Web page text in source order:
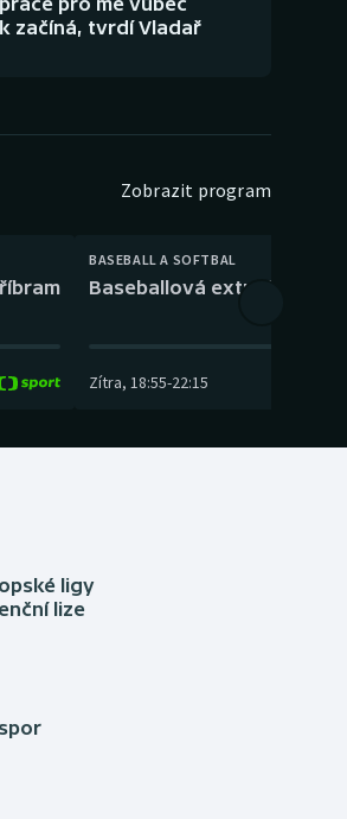
začíná, tvrdí Vladař
Zobrazit program
BASEBALL A SOFTBAL
Baseballová extraliga:
Zítra, 18:55-22:15
ligy
lize